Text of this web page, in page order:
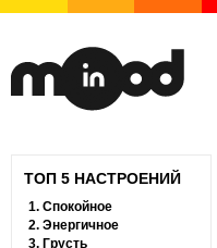
ТОП 5 НАСТРОЕНИЙ
1. Спокойное
2. Энергичное
3. Грусть